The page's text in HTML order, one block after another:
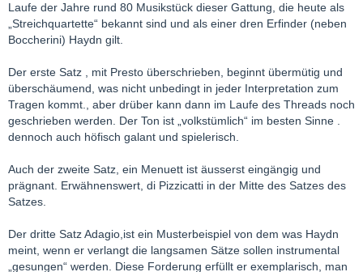
Laufe der Jahre rund 80 Musikstück dieser Gattung, die heute als
„Streichquartette“ bekannt sind und als einer dren Erfinder (neben
Boccherini) Haydn gilt.
Der erste Satz , mit Presto überschrieben, beginnt übermütig und
überschäumend, was nicht unbedingt in jeder Interpretation zum
Tragen kommt., aber drüber kann dann im Laufe des Threads noch
geschrieben werden. Der Ton ist „volkstümlich“ im besten Sinne .
dennoch auch höfisch galant und spielerisch.
Auch der zweite Satz, ein Menuett ist äusserst eingängig und
prägnant. Erwähnenswert, di Pizzicatti in der Mitte des Satzes des
Satzes.
Der dritte Satz Adagio,ist ein Musterbeispiel von dem was Haydn
meint, wenn er verlangt die langsamen Sätze sollen instrumental
„gesungen“ werden. Diese Forderung erfüllt er exemplarisch, man